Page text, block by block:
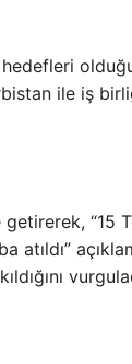
hedefleri
ile iş
“15